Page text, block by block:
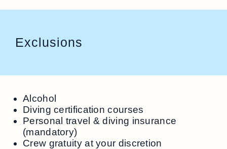
Exclusions
Alcohol
Diving certification courses
Personal travel & diving insurance
(mandatory)
Crew gratuity at your discretion